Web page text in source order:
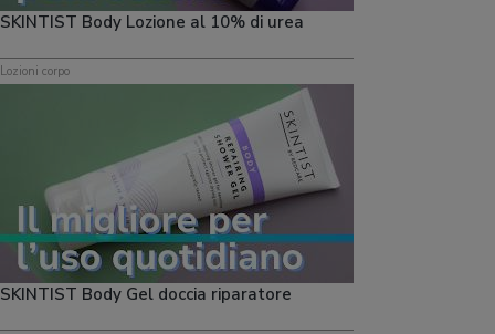
SKINTIST Body Lozione al 10% di urea
Lozioni corpo
SKINTIST Body Gel doccia riparatore